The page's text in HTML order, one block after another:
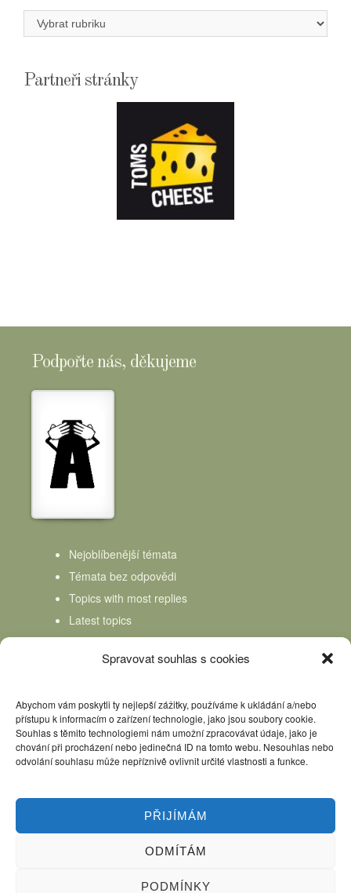
Spravovat souhlas s cookies
Abychom vám poskytli ty nejlepší zážitky, používáme k ukládání a/nebo
přístupu k informacím o zařízení technologie, jako jsou soubory cookie.
Souhlas s těmito technologiemi nám umožní zpracovávat údaje, jako je
chování při procházení nebo jedinečná ID na tomto webu. Nesouhlas nebo
odvolání souhlasu může nepříznivě ovlivnit určité vlastnosti a funkce.
PŘIJÍMÁM
ODMÍTÁM
PODMÍNKY
Rubriky
Partneři stránky
Podpořte nás, děkujeme
Nejoblíbenější témata
Témata bez odpovědi
Topics with most replies
Latest topics
Topics Freshness
Kniha Domácí mlékař Nápověda